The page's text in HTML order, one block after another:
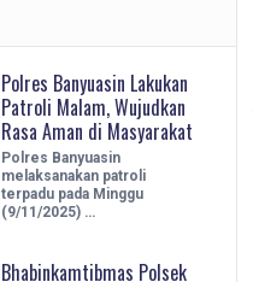
Polres Banyuasin Lakukan
Patroli Malam, Wujudkan
Rasa Aman di Masyarakat
Polres Banyuasin
melaksanakan patroli
terpadu pada Minggu
(9/11/2025) …
Bhabinkamtibmas Polsek